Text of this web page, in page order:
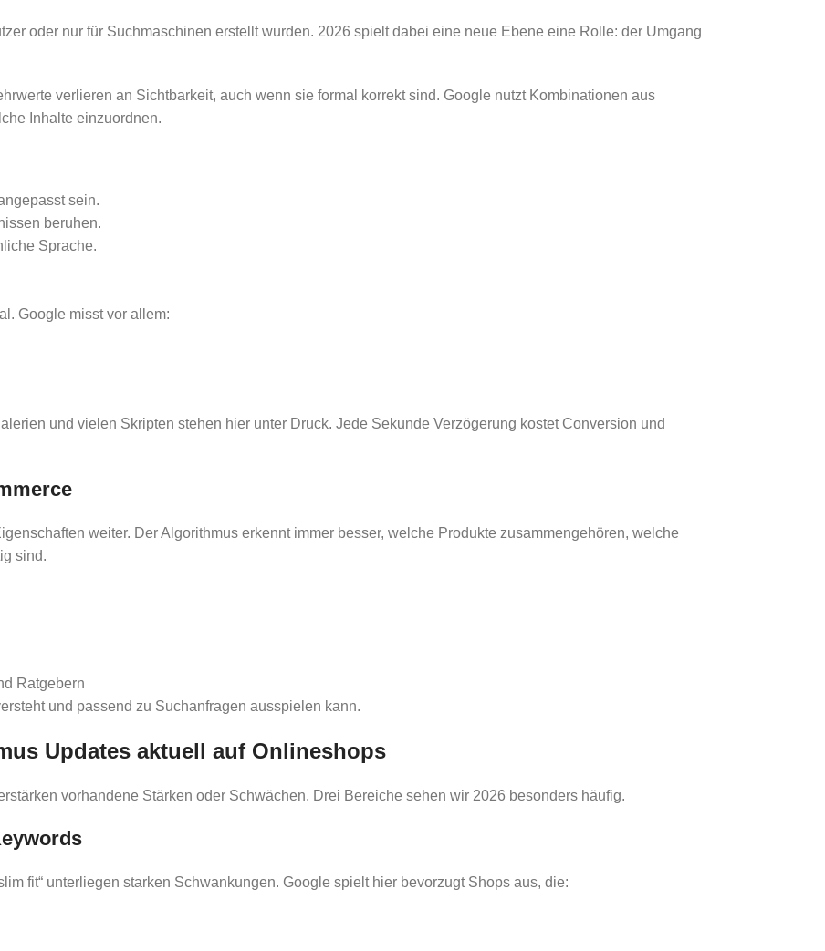
oder nur für Suchmaschinen erstellt wurden. 2026 spielt dabei eine neue Ebene eine Rolle: der Umgang
verlieren an Sichtbarkeit, auch wenn sie formal korrekt sind. Google nutzt Kombinationen aus
Inhalte einzuordnen.
sein.
beruhen.
Sprache.
Google misst vor allem:
und vielen Skripten stehen hier unter Druck. Jede Sekunde Verzögerung kostet Conversion und
weiter. Der Algorithmus erkennt immer besser, welche Produkte zusammengehören, welche
sind.
Ratgebern
und passend zu Suchanfragen ausspielen kann.
Updates aktuell auf Onlineshops
vorhandene Stärken oder Schwächen. Drei Bereiche sehen wir 2026 besonders häufig.
fit“ unterliegen starken Schwankungen. Google spielt hier bevorzugt Shops aus, die: